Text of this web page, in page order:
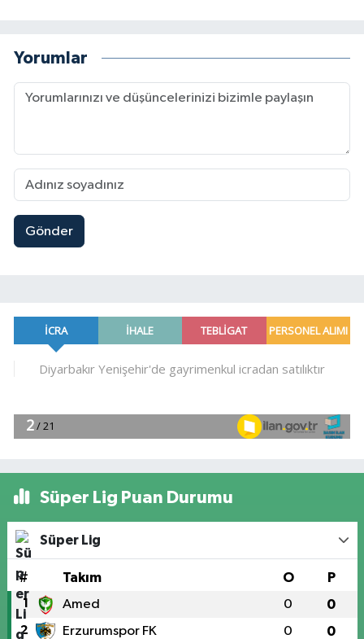
Yorumlar
Gönder
Süper Lig Puan Durumu
Süper Lig
# Takım O P
1 Amed 0 0
2 Erzurumspor FK 0 0